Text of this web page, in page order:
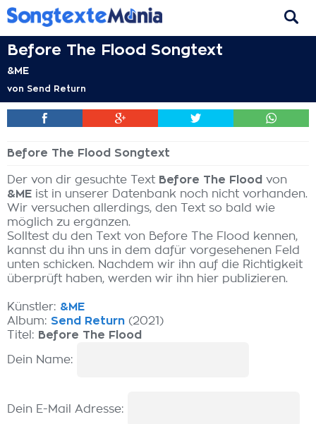
Before The Flood Songtext
&ME
von Send Return
Before The Flood Songtext
Der von dir gesuchte Text Before The Flood von
&ME ist in unserer Datenbank noch nicht vorhanden.
Wir versuchen allerdings, den Text so bald wie
möglich zu ergänzen.
Solltest du den Text von Before The Flood kennen,
kannst du ihn uns in dem dafür vorgesehenen Feld
unten schicken. Nachdem wir ihn auf die Richtigkeit
überprüft haben, werden wir ihn hier publizieren.
Künstler: &ME
Album: Send Return (2021)
Titel: Before The Flood
Dein Name:
Dein E-Mail Adresse: